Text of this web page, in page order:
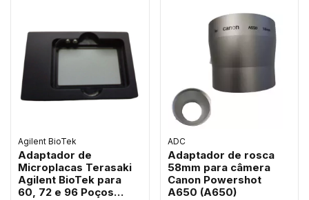
Agilent BioTek
Adaptador de
Microplacas Terasaki
Agilent BioTek para
60, 72 e 96 Poços
ADC
Adaptador de rosca
58mm para câmera
Canon Powershot
A650 (A650)